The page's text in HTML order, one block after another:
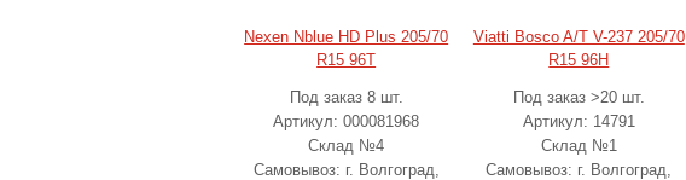
Nexen Nblue HD Plus 205/70
R15 96T
Под заказ 8 шт.
Артикул: 000081968
Склад №4
Самовывоз: г. Волгоград,
Viatti Bosco A/T V-237 205/70
R15 96H
Под заказ >20 шт.
Артикул: 14791
Склад №1
Самовывоз: г. Волгоград,